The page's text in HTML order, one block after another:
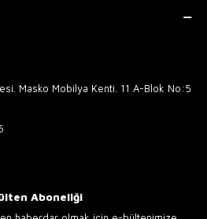
Masko Mobilya Kenti. 11 A-Blok No:5
Aboneliği